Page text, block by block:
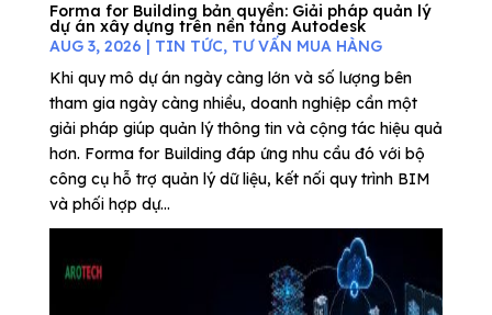
Forma for Building bản quyền: Giải pháp quản lý
dự án xây dựng trên nền tảng Autodesk
AUG 3, 2026 | TIN TỨC, TƯ VẤN MUA HÀNG
Khi quy mô dự án ngày càng lớn và số lượng bên
tham gia ngày càng nhiều, doanh nghiệp cần một
giải pháp giúp quản lý thông tin và cộng tác hiệu quả
hơn. Forma for Building đáp ứng nhu cầu đó với bộ
công cụ hỗ trợ quản lý dữ liệu, kết nối quy trình BIM
và phối hợp dự...